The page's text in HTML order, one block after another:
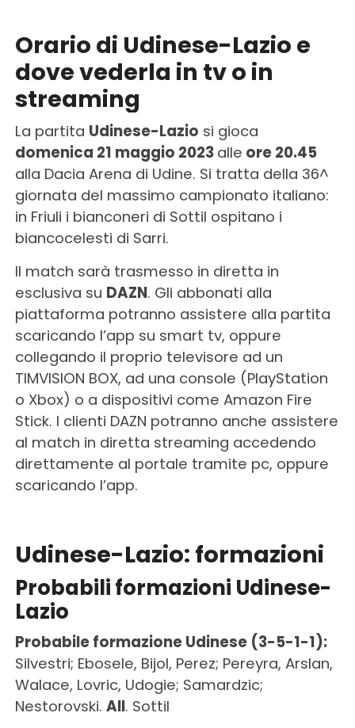
Orario di Udinese-Lazio e
dove vederla in tv o in
streaming
La partita Udinese-Lazio si gioca
domenica 21 maggio 2023 alle ore 20.45
alla Dacia Arena di Udine. Si tratta della 36^
giornata del massimo campionato italiano:
in Friuli i bianconeri di Sottil ospitano i
biancocelesti di Sarri.
Il match sarà trasmesso in diretta in
esclusiva su DAZN. Gli abbonati alla
piattaforma potranno assistere alla partita
scaricando l’app su smart tv, oppure
collegando il proprio televisore ad un
TIMVISION BOX, ad una console (PlayStation
o Xbox) o a dispositivi come Amazon Fire
Stick. I clienti DAZN potranno anche assistere
al match in diretta streaming accedendo
direttamente al portale tramite pc, oppure
scaricando l’app.
Udinese-Lazio: formazioni
Probabili formazioni Udinese-
Lazio
Probabile formazione Udinese (3-5-1-1):
Silvestri; Ebosele, Bijol, Perez; Pereyra, Arslan,
Walace, Lovric, Udogie; Samardzic;
Nestorovski. All. Sottil